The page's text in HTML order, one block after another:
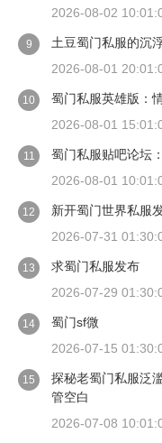
2026-08-02
9
土豆蜀门私服的沉
2026-08-01
10
蜀门私服英雄版：
2026-08-01
11
蜀门私服贴吧论坛
2026-08-01
12
新开蜀门世界私服
2026-07-31
13
求蜀门私服发布
2026-07-29
14
蜀门sf微
2026-07-15
15
探秘老蜀门私服泛
管空白
2026-07-08